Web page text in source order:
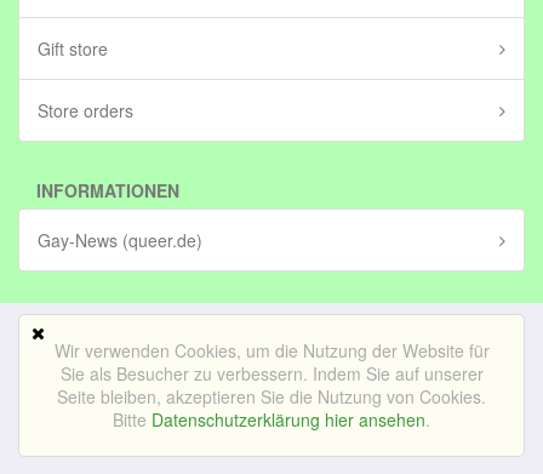
Wir verwenden Cookies, um die Nutzung der Website für
Sie als Besucher zu verbessern. Indem Sie auf unserer
Seite bleiben, akzeptieren Sie die Nutzung von Cookies.
Bitte Datenschutzerklärung hier ansehen.
Gift store
Store orders
INFORMATIONEN
Gay-News (queer.de)
Mobile Version
© Bedrijf voor lekker internetten BV (in stichting)|Impressum